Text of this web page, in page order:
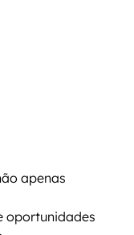
apenas
oportunidades